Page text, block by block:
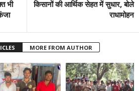
भी
किसानों की आर्थिक सेहत में सुधार, बोले
राधामोहन
MORE FROM AUTHOR